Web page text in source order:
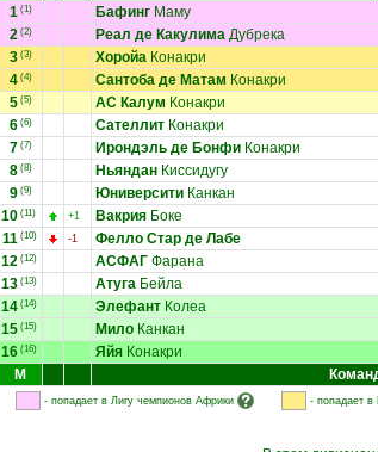
1 (1) Бафинг Маму
2 (2) Реал де Какулима Дубрека
3 (3) Хоройа Конакри
4 (4) Сантоба де Матам Конакри
5 (5) АС Калум Конакри
6 (6) Сателлит Конакри
7 (7) Ирондэль де Бонфи Конакри
8 (8) Ньяндан Киссидугу
9 (9) Юниверсити Канкан
10 (11) +1 Вакрия Боке
11 (10) -1 Фелло Стар де Лабе
12 (12) АСФАГ Фарана
13 (13) Атуга Бейла
14 (14) Элефант Колеа
15 (15) Мило Канкан
16 (16) Яйя Конакри
М
- попадает в Лигу чемпионов Африки - попадает в